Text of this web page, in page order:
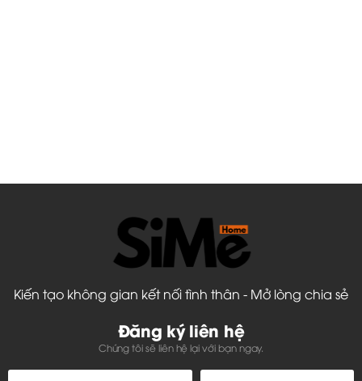
Kiến tạo không gian kết nối tình thân - Mở lòng chia sẻ
Đăng ký liên hệ
Chúng tôi sẽ liên hệ lại với bạn ngay.